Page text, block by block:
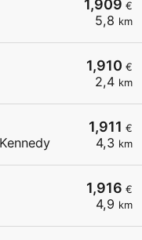
1,909 €
5,8 km
1,910 €
2,4 km
1,911 €
4,3 km
1,916 €
4,9 km